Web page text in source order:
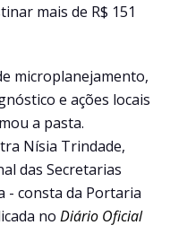
mais de R$ 151
microplanejamento,
e ações locais
a pasta.
Nísia Trindade,
das Secretarias
- consta da Portaria
no Diário Oficial